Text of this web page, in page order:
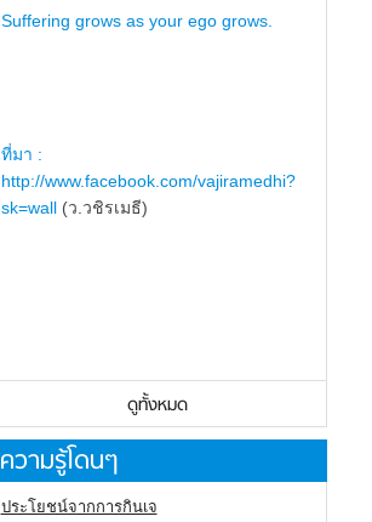
Suffering grows as your ego grows.
ที่มา :
http://www.facebook.com/vajiramedhi?
sk=wall (ว.วชิรเมธี)
ดูทั้งหมด
ความรู้โดนๆ
ประโยชน์จากการกินเจ